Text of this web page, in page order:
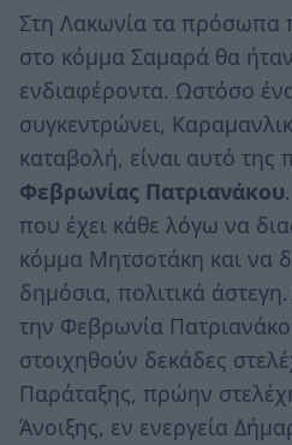
Στη Λακωνία τα πρόσωπα
στο κόμμα Σαμαρά θα
ενδιαφέροντα. Ωστόσο
συγκεντρώνει,
καταβολή, είναι αυτό
Φεβρωνίας Πατριανάκου
που έχει κάθε λόγω να
κόμμα Μητσοτάκη και να
δημόσια, πολιτικά
την Φεβρωνία
στοιχηθούν δεκάδες
Παράταξης, πρώην
Άνοιξης, εν ενεργεία